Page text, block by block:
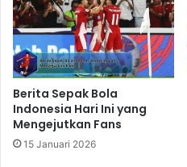
Berita Sepak Bola
Indonesia Hari Ini yang
Mengejutkan Fans
15 Januari 2026